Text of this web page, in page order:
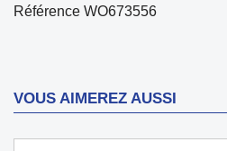
Référence WO673556
VOUS AIMEREZ AUSSI